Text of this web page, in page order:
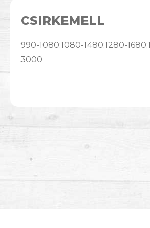
CSIRKEMELL
990-1080;1080-1480;1280-
3000